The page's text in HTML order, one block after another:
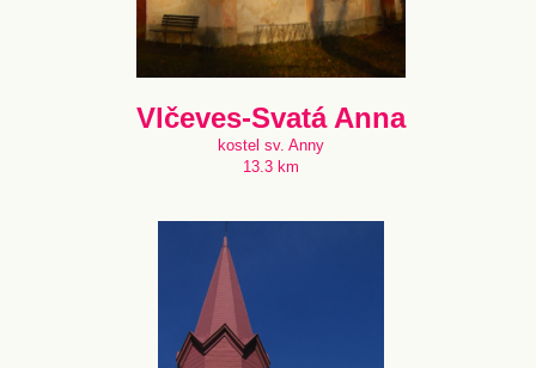
Vlčeves-Svatá Anna
kostel sv. Anny
13.3 km